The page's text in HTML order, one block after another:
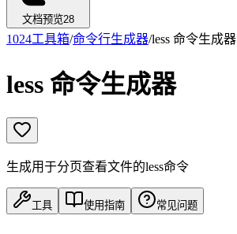
文档预览28
1024工具箱/命令行生成器/less 命令生成器
less 命令生成器
生成用于分页查看文件的less命令
工具 使用指南 常见问题